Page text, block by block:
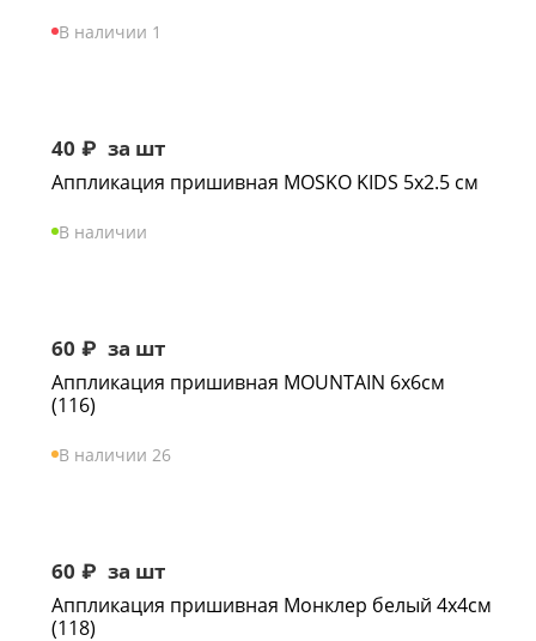
В наличии 1
40 ₽ за шт
Аппликация пришивная MOSKO KIDS 5х2.5 см
В наличии
60 ₽ за шт
Аппликация пришивная MOUNTAIN 6х6см
(116)
В наличии 26
60 ₽ за шт
Аппликация пришивная Монклер белый 4х4см
(118)